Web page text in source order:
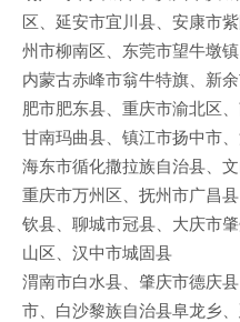
区、延安市宜川县、安康市
州市柳南区、东莞市望牛墩镇
内蒙古赤峰市翁牛特旗、新
肥市肥东县、重庆市渝北区
甘南玛曲县、镇江市扬中市
海东市循化撒拉族自治县、
重庆市万州区、抚州市广昌
钦县、聊城市冠县、大庆市
山区、汉中市城固县
渭南市白水县、肇庆市德庆
市、白沙黎族自治县阜龙乡